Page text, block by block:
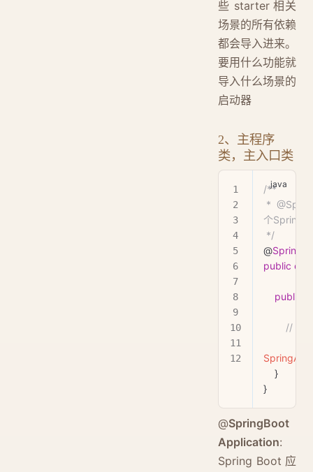
些 starter 相关
场景的所有依赖
都会导入进来。
要用什么功能就
导入什么场景的
启动器
2、主程序
类，主入口类
/**
个Spring
*/
@
public
    public
    }
}
@SpringBoot
Application:
Spring Boot 应